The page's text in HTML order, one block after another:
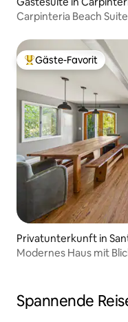
Carpinteria Beach Suite
Beliebter Gäste-Favorit.
Gäste-Favorit
Privatunterkunft in
Modernes Haus mit
Spannende